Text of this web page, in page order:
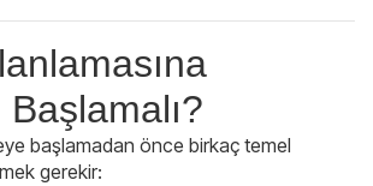
başlamadan önce birkaç temel
gerekir: